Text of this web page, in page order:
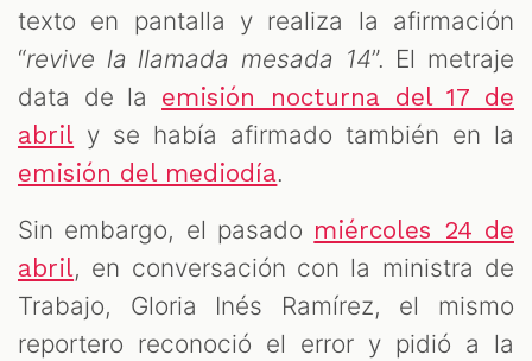
texto en pantalla y realiza la afirmación
“revive la llamada mesada 14”. El metraje
data de la emisión nocturna del 17 de
abril y se había afirmado también en la
emisión del mediodía.
Sin embargo, el pasado miércoles 24 de
abril, en conversación con la ministra de
Trabajo, Gloria Inés Ramírez, el mismo
reportero reconoció el error y pidió a la